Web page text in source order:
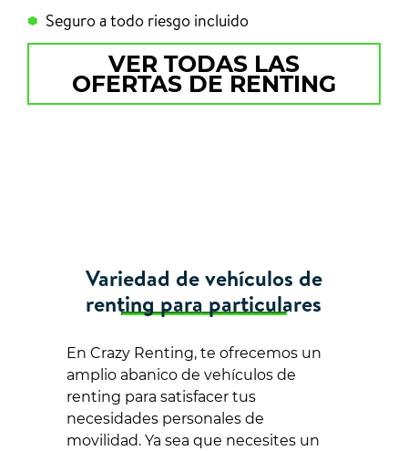
Seguro a todo riesgo incluido
VER TODAS LAS
OFERTAS DE RENTING
Variedad de vehículos de
renting para particulares
En Crazy Renting, te ofrecemos un
amplio abanico de vehículos de
renting para satisfacer tus
necesidades personales de
movilidad. Ya sea que necesites un